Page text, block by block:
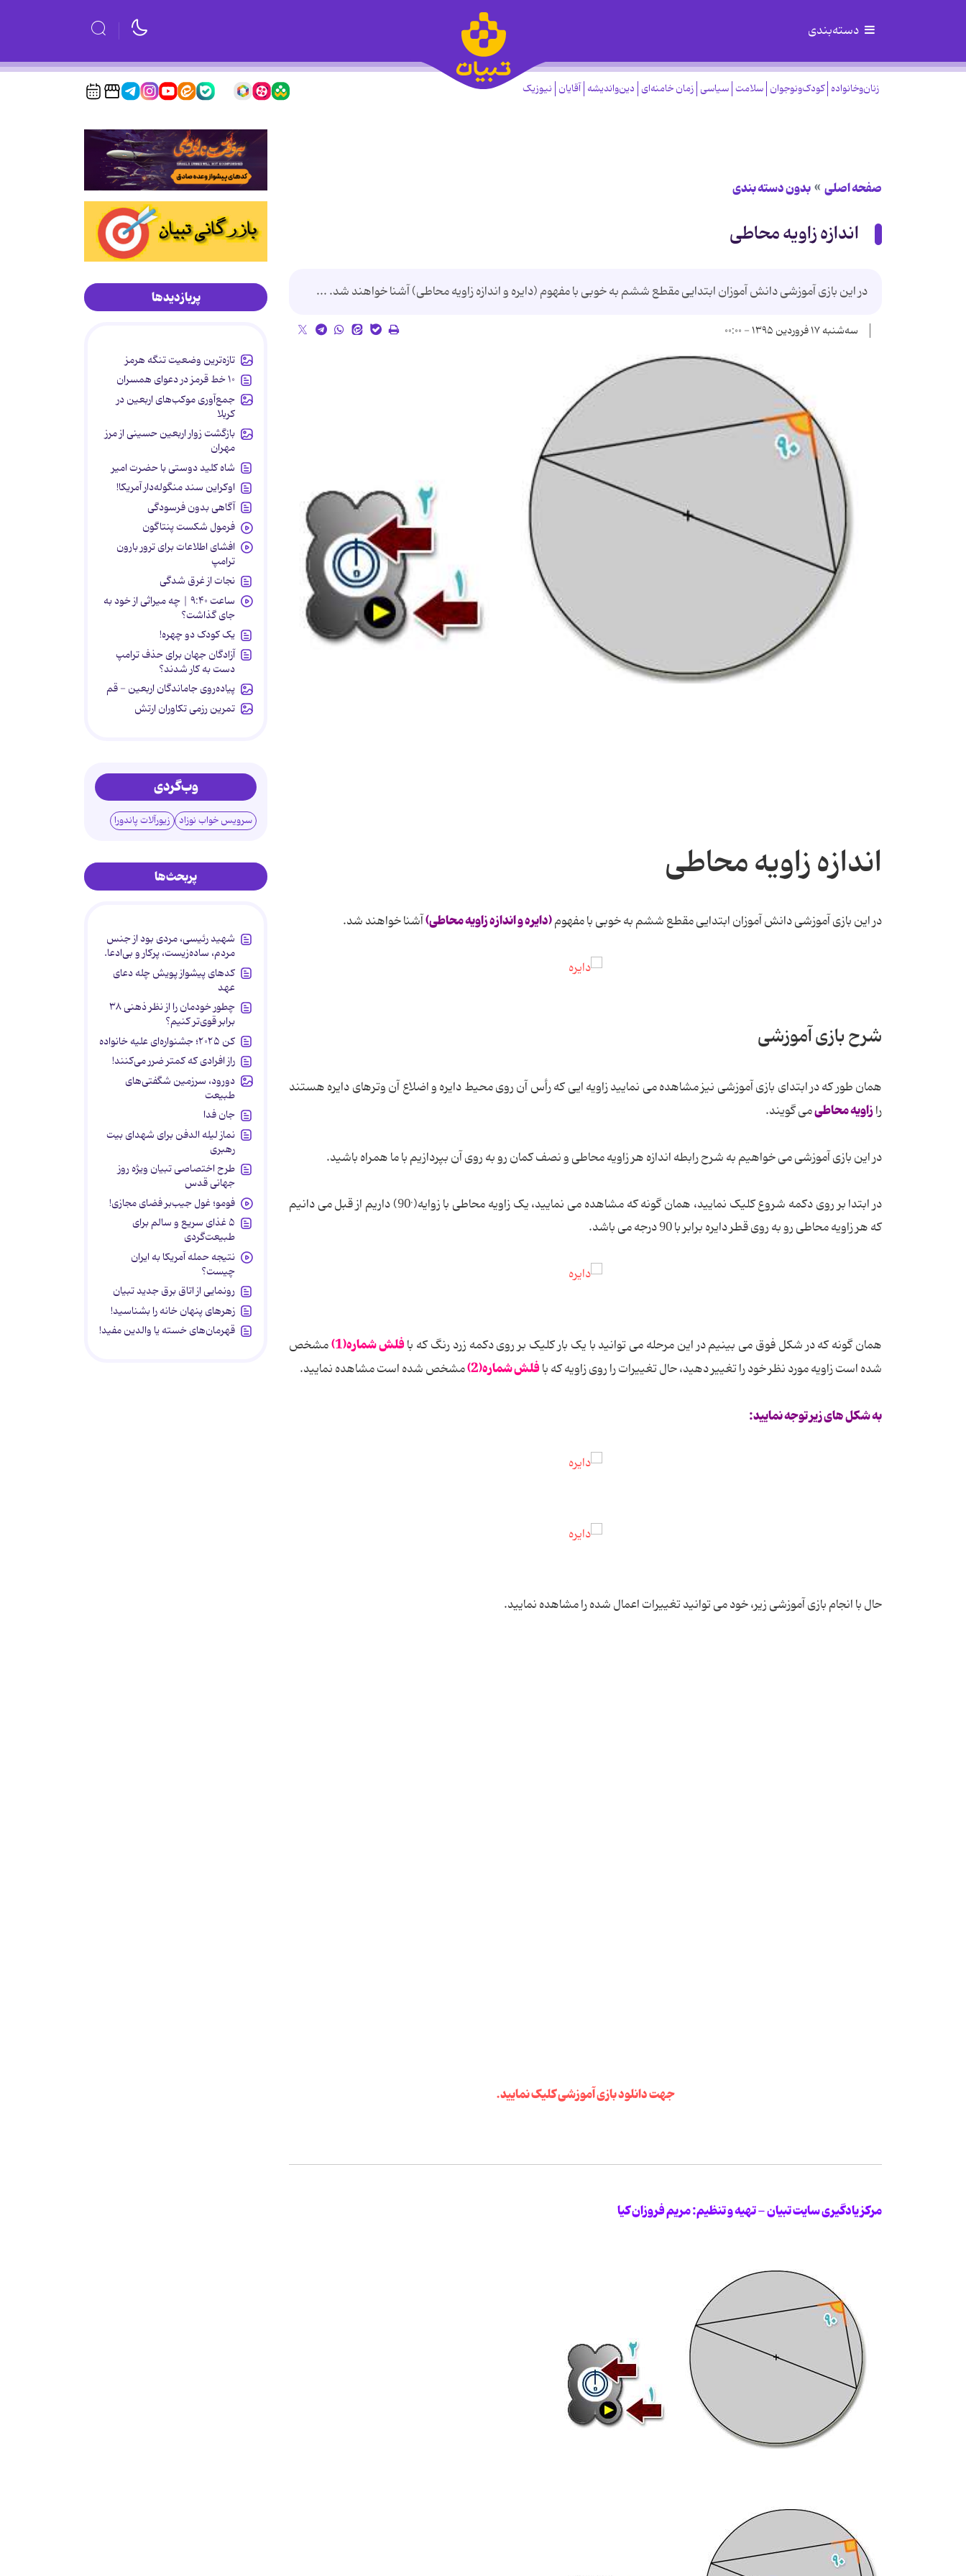
دسته‌بندی
زنان‌وخانواده کودک‌ونوجوان سلامت سیاسی زمان خامنه‌ای دین‌واندیشه آقایان نیوزیک
صفحه اصلی بدون دسته بندی
اندازه زاویه محاطی
در این بازی آموزشی دانش آموزان ابتدایی مقطع ششم به خوبی با مفهوم (دایره و اندازه زاویه محاطی) آشنا خواهند شد. ...
سه‌شنبه ۱۷ فروردین ۱۳۹۵ - ۰۰:۰۰
اندازه زاویه محاطی
در این بازی آموزشی دانش آموزان ابتدایی مقطع ششم به خوبی با مفهوم(دایره و اندازه زاویه محاطی)آشنا خواهند شد.
شرح بازی آموزشی
همان طور که در ابتدای بازی آموزشی نیز مشاهده می نمایید زاویه ایی که رأس آن روی محیط دایره و اضلاع آن وترهای دایره هستند
رازاویه محاطیمی گویند.
در این بازی آموزشی می خواهیم به شرح رابطه اندازه هر زاویه محاطی و نصف کمان رو به روی آن بپردازیم با ما همراه باشید.
در ابتدا بر روی دکمه شروع کلیک نمایید، همان گونه که مشاهده می نمایید، یک زاویه محاطی با زوایه(.
90) داریم از قبل می دانیم
که هر زاویه محاطی رو به روی قطر دایره برابر با 90 درجه می باشد.
همان گونه که در شکل فوق می بینیم در این مرحله می توانید با یک بار کلیک بر روی دکمه زرد رنگ که بافلش شماره(1)
مشخص
شده است زاویه مورد نظر خود را تغییر دهید، حال تغییرات را روی زاویه که بافلش شماره(2) مشخص شده است مشاهده نمایید.
به شکل های زیر توجه نمایید:
حال با انجام بازی آموزشی زیر، خود می توانید تغییرات اعمال شده را مشاهده نمایید.
جهت دانلود بازی آموزشی کلیک نمایید.
مرکز یادگیری سایت تبیان - تهیه و تنظیم: مریم فروزان کیا
پربازدیدها
تازه‌ترین وضعیت تنگه هرمز
۱۰ خط قرمز در دعوای همسران
جمع‌آوری موکب‌های اربعین در
کربلا
بازگشت زوار اربعین حسینی از مرز
مهران
شاه کلید دوستی با حضرت امیر
اوکراین سند منگوله‌دار آمریکا!
آگاهی بدون فرسودگی
فرمول شکست پنتاگون
افشای اطلاعات برای ترور بارون
ترامپ
نجات از غرق شدگی
ساعت ۹:۴۰ | چه میراثی از خود به
جای گذاشت؟
یک کودک دو چهره!
آزادگان جهان برای حذف ترامپ
دست به کار شدند؟
پیاده‌روی جاماندگان اربعین - قم
تمرین رزمی تکاوران ارتش
وب‌گردی
سرویس خواب نوزاد زیورآلات پاندورا
پربحث‌ها
شهید رئیسی، مردی بود از جنس
مردم، ساده‌زیست، پرکار و بی‌ادعا.
کدهای پیشواز پویش چله دعای
عهد
چطور خودمان را از نظر ذهنی ۳۸
برابر قوی‌تر کنیم؟
کن ۲۰۲۵؛ جشنواره‌ای علیه خانواده
راز افرادی که کمتر ضرر می‌کنند!
دورود، سرزمین شگفتی‌های
طبیعت
جان فدا
نماز لیله الدفن برای شهدای بیت
رهبری
طرح اختصاصی تبیان ویژه روز
جهانی قدس
فومو؛ غول جیب‌بر فضای مجازی!
۵ غذای سریع و سالم برای
طبیعت‌گردی
نتیجه حمله آمریکا به ایران
چیست؟
رونمایی از اتاق برق جدید تبیان
زهرهای پنهان خانه را بشناسید!
قهرمان‌های خسته یا والدین مفید!